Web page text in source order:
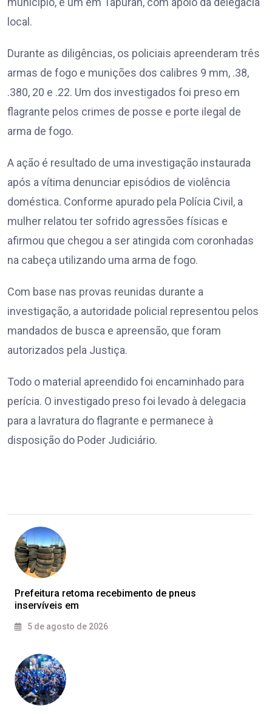
local.
Durante as diligências, os policiais apreenderam três
armas de fogo e munições dos calibres 9 mm, .38,
.380, 20 e .22. Um dos investigados foi preso em
flagrante pelos crimes de posse e porte ilegal de
arma de fogo.
A ação é resultado de uma investigação instaurada
após a vítima denunciar episódios de violência
doméstica. Conforme apurado pela Polícia Civil, a
mulher relatou ter sofrido agressões físicas e
afirmou que chegou a ser atingida com coronhadas
na cabeça utilizando uma arma de fogo.
Com base nas provas reunidas durante a
investigação, a autoridade policial representou pelos
mandados de busca e apreensão, que foram
autorizados pela Justiça.
Todo o material apreendido foi encaminhado para
perícia. O investigado preso foi levado à delegacia
para a lavratura do flagrante e permanece à
disposição do Poder Judiciário.
Prefeitura retoma recebimento de pneus
inservíveis em
5 de agosto de 2026